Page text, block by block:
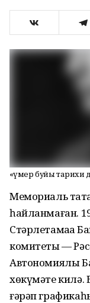
«Ғүмер буйы тарихи
Мемориаль
һайланмаған.
Стәрлетамаҡҡа
комитеты —
Автономиялы
хөкүмәте килә.
ғәрәп